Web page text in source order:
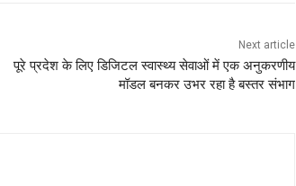
Next article
पूरे प्रदेश के लिए डिजिटल स्वास्थ्य सेवाओं में एक अनुकरणीय
मॉडल बनकर उभर रहा है बस्तर संभाग